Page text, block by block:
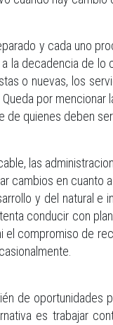
y cada uno
la decadencia de
o nuevas, los
por
de quienes deben
las
cambios en cuanto
y del natural
conducir con
compromiso de
de oportunidades
es trabajar